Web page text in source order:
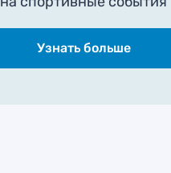
Узнать больше